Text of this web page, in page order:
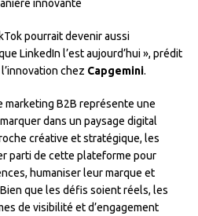
innovante
pourrait devenir aussi
LinkedIn l’est aujourd’hui », prédit
chez Capgemini.
marketing B2B représente une
dans un paysage digital
créative et stratégique, les
parti de cette plateforme pour
humaniser leur marque et
que les défis soient réels, les
de visibilité et d’engagement